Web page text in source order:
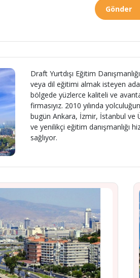
Gönder
Draft Yurtdışı Eğitim
veya dil eğitimi almak isteyen
bölgede yüzlerce kaliteli ve
firmasıyız. 2010 yılında
bugün Ankara, İzmir, İstanbul ve
ve yenilikçi eğitim danışmanlığı
sağlıyor.